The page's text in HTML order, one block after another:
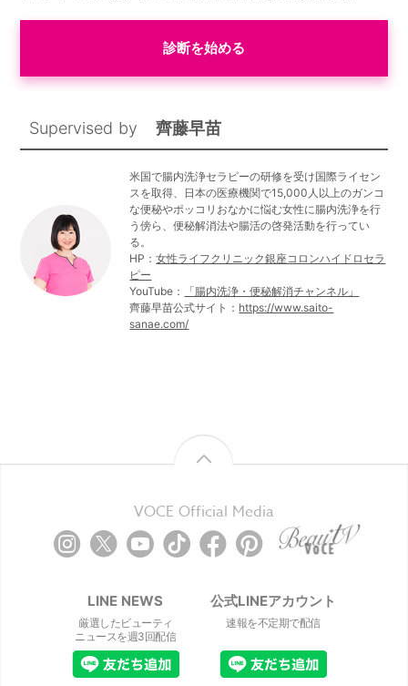
診断を始める
Supervised by 齊藤早苗
米国で腸内洗浄セラピーの研修を受け国際ライセン
スを取得、日本の医療機関で15,000人以上のガンコ
な便秘やポッコリおなかに悩む女性に腸内洗浄を行
う傍ら、便秘解消法や腸活の啓発活動を行ってい
る。
HP：女性ライフクリニック銀座コロンハイドロセラ
ピー
YouTube：
「腸内洗浄・便秘解消チャンネル」
齊藤早苗公式サイト： https://www.saito-
sanae.com/
VOCE Official Media
LINE NEWS
厳選したビューティ
ニュースを週3回配信
公式LINEアカウント
速報を不定期で配信